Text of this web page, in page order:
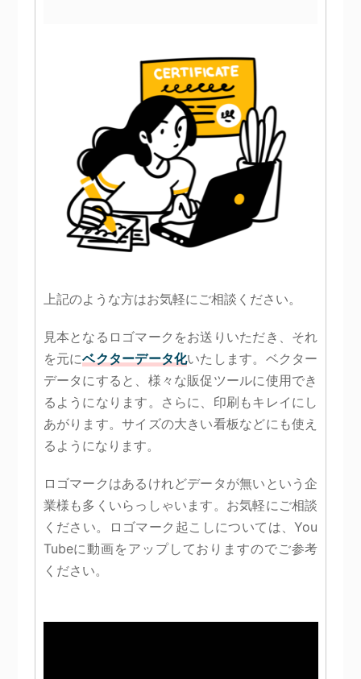
上記のような方はお気軽にご相談ください。
見本となるロゴマークをお送りいただき、それ
を元にベクターデータ化いたします。ベクター
データにすると、様々な販促ツールに使用でき
るようになります。さらに、印刷もキレイにし
あがります。サイズの大きい看板などにも使え
るようになります。
ロゴマークはあるけれどデータが無いという企
業様も多くいらっしゃいます。お気軽にご相談
ください。ロゴマーク起こしについては、You
Tubeに動画をアップしておりますのでご参考
ください。